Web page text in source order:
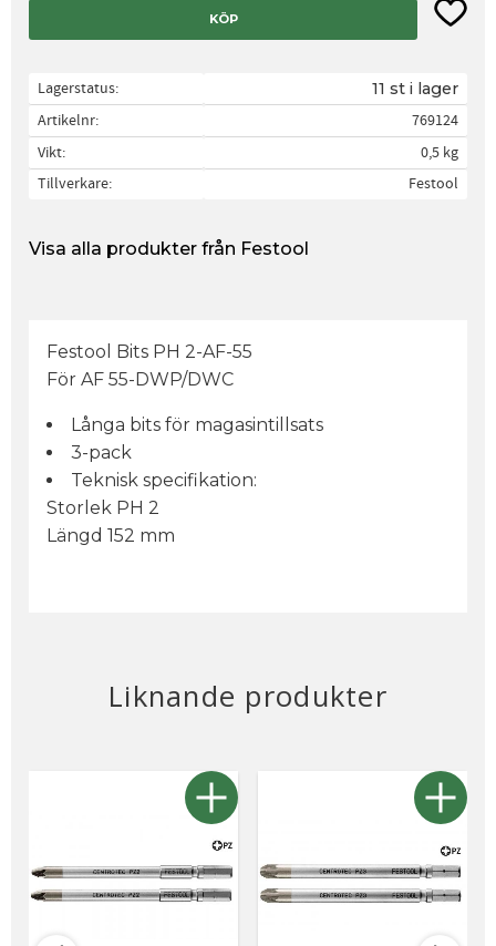
KÖP Lägg
Lagerstatus 11 st i lager
Artikelnr
769124
Vikt
0,5 kg
Tillverkare
Festool
Visa alla produkter från Festool
Festool Bits PH 2-AF-55
För AF 55-DWP/DWC
Långa bits för magasintillsats
3-pack
Teknisk specifikation:
Storlek PH 2
Längd 152 mm
Liknande produkter